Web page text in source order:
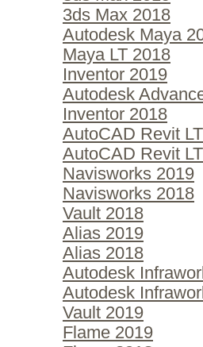
3ds Max 2018
Autodesk Maya
Maya LT 2018
Inventor 2019
Autodesk
Inventor 2018
AutoCAD Revit
AutoCAD Revit
Navisworks 2019
Navisworks 2018
Vault 2018
Alias 2019
Alias 2018
Autodesk
Autodesk
Vault 2019
Flame 2019